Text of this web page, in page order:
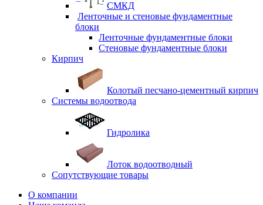
СМКД
Ленточные и стеновые фундаментные
блоки
Ленточные фундаментные блоки
Стеновые фундаментные блоки
Кирпич
Колотый песчано-цементный кирпич
Системы водоотвода
Гидролика
Лоток водоотводный
Сопутствующие товары
О компании